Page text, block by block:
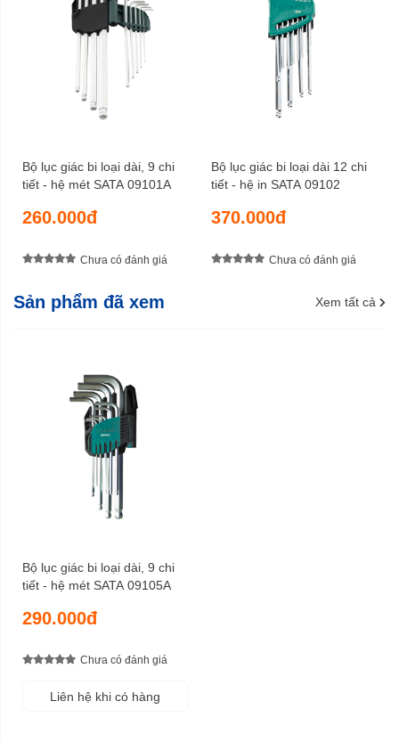
Bộ lục giác bi loại dài, 9 chi
tiết - hệ mét SATA 09101A
260.000đ
Chưa có đánh giá
Bộ lục giác bi loại dài 12 chi
tiết - hệ in SATA 09102
370.000đ
Chưa có đánh giá
Sản phẩm đã xem Xem tất cả
Bộ lục giác bi loại dài, 9 chi
tiết - hệ mét SATA 09105A
290.000đ
Chưa có đánh giá
Liên hệ khi có hàng